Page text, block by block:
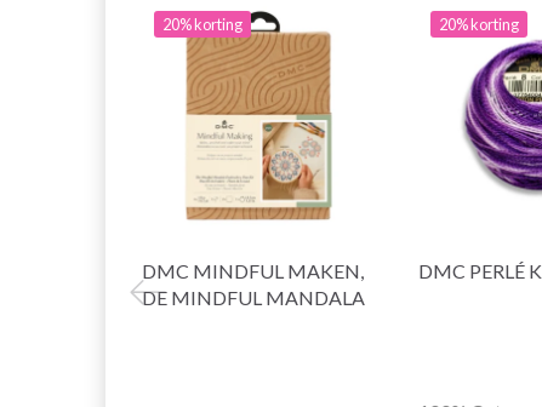
20% korting
DMC MINDFUL MAKEN,
DE MINDFUL MANDALA
20% korting
DMC PERLÉ